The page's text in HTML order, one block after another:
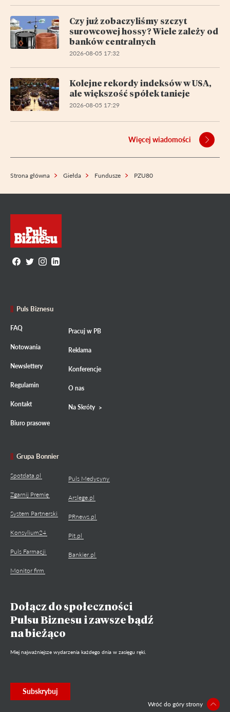
Czy już zobaczyliśmy szczyt
surowcowej hossy? Wiele zależy od
banków centralnych
2026-08-05 17:32
Kolejne rekordy indeksów w USA,
ale większość spółek tanieje
2026-08-05 17:29
Więcej wiadomości
Strona główna Giełda Fundusze PZU80
Puls Biznesu
FAQ
Notowania
Newslettery
Regulamin
Kontakt
Biuro prasowe
Pracuj w PB
Reklama
Konferencje
O nas
Na Skróty
Grupa Bonnier
Spotdata.pl
Zgarnij Premię
System Partnerski
Konsylium24
Puls Farmacji
Monitor firm
Puls Medycyny
Arslege.pl
PRnews.pl
Pit.pl
Bankier.pl
Dołącz do społeczności
Pulsu Biznesu i zawsze bądź
na bieżąco
Miej najważniejsze wydarzenia każdego dnia w zasięgu ręki.
Subskrybuj
Wróć do góry strony